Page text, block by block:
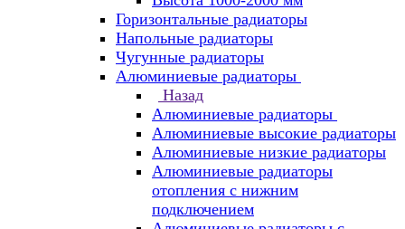
Горизонтальные радиаторы
Напольные радиаторы
Чугунные радиаторы
Алюминиевые радиаторы
Назад
Алюминиевые радиаторы
Алюминиевые высокие радиаторы
Алюминиевые низкие радиаторы
Алюминиевые радиаторы
отопления с нижним
подключением